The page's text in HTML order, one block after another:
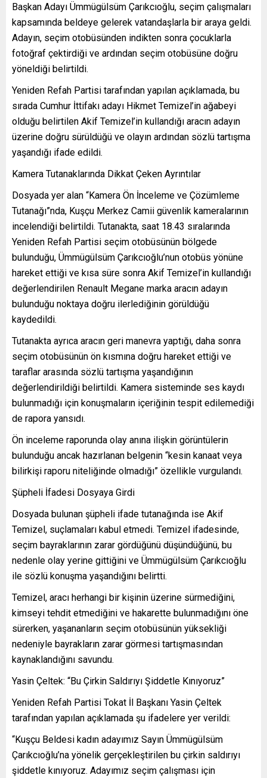
Başkan Adayı Ümmügülsüm Çarıkcıoğlu, seçim çalışmaları
kapsamında beldeye gelerek vatandaşlarla bir araya geldi.
Adayın, seçim otobüsünden indikten sonra çocuklarla
fotoğraf çektirdiği ve ardından seçim otobüsüne doğru
yöneldiği belirtildi.
Yeniden Refah Partisi tarafından yapılan açıklamada, bu
sırada Cumhur İttifakı adayı Hikmet Temizel’in ağabeyi
olduğu belirtilen Akif Temizel’in kullandığı aracın adayın
üzerine doğru sürüldüğü ve olayın ardından sözlü tartışma
yaşandığı ifade edildi.
Kamera Tutanaklarında Dikkat Çeken Ayrıntılar
Dosyada yer alan “Kamera Ön İnceleme ve Çözümleme
Tutanağı”nda, Kuşçu Merkez Camii güvenlik kameralarının
incelendiği belirtildi. Tutanakta, saat 18.43 sıralarında
Yeniden Refah Partisi seçim otobüsünün bölgede
bulunduğu, Ümmügülsüm Çarıkcıoğlu’nun otobüs yönüne
hareket ettiği ve kısa süre sonra Akif Temizel’in kullandığı
değerlendirilen Renault Megane marka aracın adayın
bulunduğu noktaya doğru ilerlediğinin görüldüğü
kaydedildi.
Tutanakta ayrıca aracın geri manevra yaptığı, daha sonra
seçim otobüsünün ön kısmına doğru hareket ettiği ve
taraflar arasında sözlü tartışma yaşandığının
değerlendirildiği belirtildi. Kamera sisteminde ses kaydı
bulunmadığı için konuşmaların içeriğinin tespit edilemediği
de rapora yansıdı.
Ön inceleme raporunda olay anına ilişkin görüntülerin
bulunduğu ancak hazırlanan belgenin “kesin kanaat veya
bilirkişi raporu niteliğinde olmadığı” özellikle vurgulandı.
Şüpheli İfadesi Dosyaya Girdi
Dosyada bulunan şüpheli ifade tutanağında ise Akif
Temizel, suçlamaları kabul etmedi. Temizel ifadesinde,
seçim bayraklarının zarar gördüğünü düşündüğünü, bu
nedenle olay yerine gittiğini ve Ümmügülsüm Çarıkcıoğlu
ile sözlü konuşma yaşandığını belirtti.
Temizel, aracı herhangi bir kişinin üzerine sürmediğini,
kimseyi tehdit etmediğini ve hakarette bulunmadığını öne
sürerken, yaşananların seçim otobüsünün yüksekliği
nedeniyle bayrakların zarar görmesi tartışmasından
kaynaklandığını savundu.
Yasin Çeltek: “Bu Çirkin Saldırıyı Şiddetle Kınıyoruz”
Yeniden Refah Partisi Tokat İl Başkanı Yasin Çeltek
tarafından yapılan açıklamada şu ifadelere yer verildi:
“Kuşçu Beldesi kadın adayımız Sayın Ümmügülsüm
Çarıkcıoğlu’na yönelik gerçekleştirilen bu çirkin saldırıyı
şiddetle kınıyoruz. Adayımız seçim çalışması için